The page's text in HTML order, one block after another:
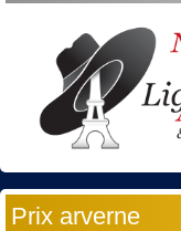
Prix arverne